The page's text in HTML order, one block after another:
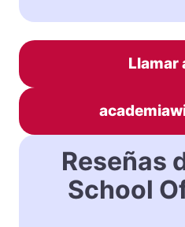
Llamar
Reseñas
School